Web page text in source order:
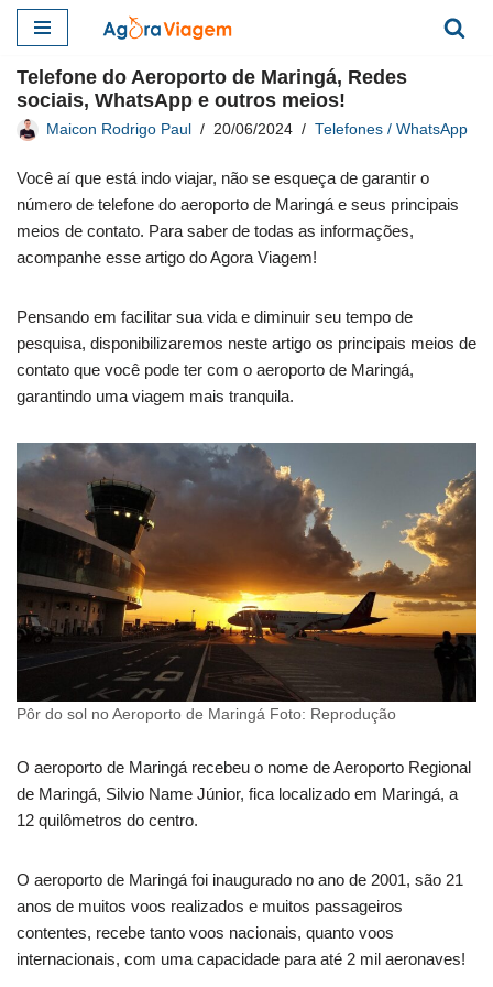
para
o
conteúdo
Telefone do Aeroporto de Maringá, Redes
sociais, WhatsApp e outros meios!
Maicon Rodrigo Paul 20/06/2024 Telefones / WhatsApp
Você aí que está indo viajar, não se esqueça de garantir o
número de telefone do aeroporto de Maringá e seus principais
meios de contato. Para saber de todas as informações,
acompanhe esse artigo do Agora Viagem!
Pensando em facilitar sua vida e diminuir seu tempo de
pesquisa, disponibilizaremos neste artigo os principais meios de
contato que você pode ter com o aeroporto de Maringá,
garantindo uma viagem mais tranquila.
Pôr do sol no Aeroporto de Maringá Foto: Reprodução
O aeroporto de Maringá recebeu o nome de Aeroporto Regional
de Maringá, Silvio Name Júnior, fica localizado em Maringá, a
12 quilômetros do centro.
O aeroporto de Maringá foi inaugurado no ano de 2001, são 21
anos de muitos voos realizados e muitos passageiros
contentes, recebe tanto voos nacionais, quanto voos
internacionais, com uma capacidade para até 2 mil aeronaves!